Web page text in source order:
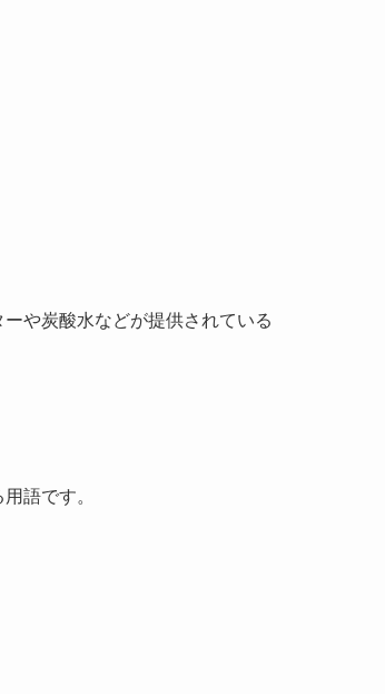
や炭酸水などが提供されている
語です。